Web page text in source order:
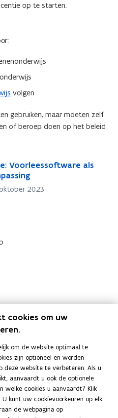
op te starten.
volgen
gebruiken, maar moeten zelf
of beroep doen op het beleid
Voorleessoftware als
2023
u contact op met uw school
cookies om uw
om de website optimaal te
zijn optioneel en worden
deze website te verbeteren. Als u
aanvaardt u ook de optionele
welke cookies u aanvaardt? Klik
U kunt uw cookievoorkeuren op elk
de webpagina op